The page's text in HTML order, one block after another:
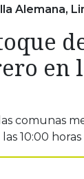
Alemana,
en
comunas
10:00